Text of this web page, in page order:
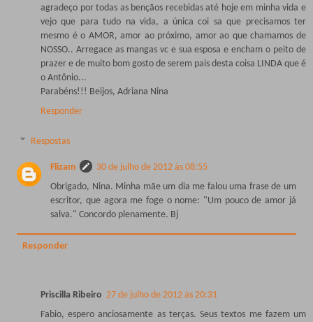
agradeço por todas as bençãos recebidas até hoje em minha vida e
vejo que para tudo na vida, a única coi sa que precisamos ter
mesmo é o AMOR, amor ao próximo, amor ao que chamamos de
NOSSO.. Arregace as mangas vc e sua esposa e encham o peito de
prazer e de muito bom gosto de serem pais desta coisa LINDA que é
o Antônio...
Parabéns!!! Beijos, Adriana Nina
Responder
Respostas
Flizam
30 de julho de 2012 às 08:55
Obrigado, Nina. Minha mãe um dia me falou uma frase de um
escritor, que agora me foge o nome: "Um pouco de amor já
salva." Concordo plenamente. Bj
Responder
Priscilla Ribeiro 27 de julho de 2012 às 20:31
Fabio, espero anciosamente as terças. Seus textos me fazem um